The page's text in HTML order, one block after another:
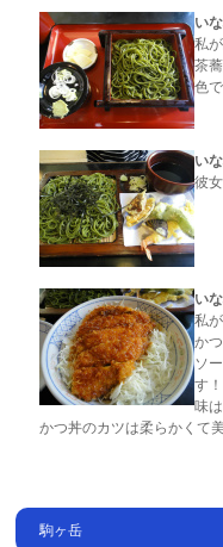
い
私
茶
色
い
彼
い
私
か
ソ
す！
味
かつ丼のカツは柔らかくて
駒ヶ岳